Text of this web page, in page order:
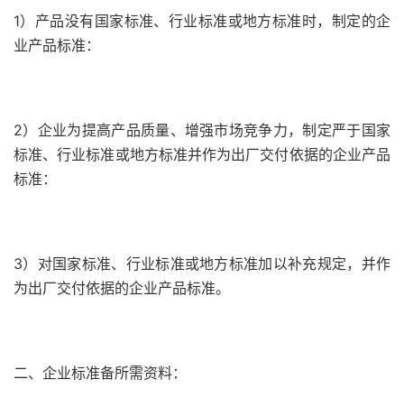
1）产品没有国家标准、行业标准或地方标准时，制定的企
业产品标准：
2）企业为提高产品质量、增强市场竞争力，制定严于国家
标准、行业标准或地方标准并作为出厂交付依据的企业产品
标准：
3）对国家标准、行业标准或地方标准加以补充规定，并作
为出厂交付依据的企业产品标准。
二、企业标准备所需资料：